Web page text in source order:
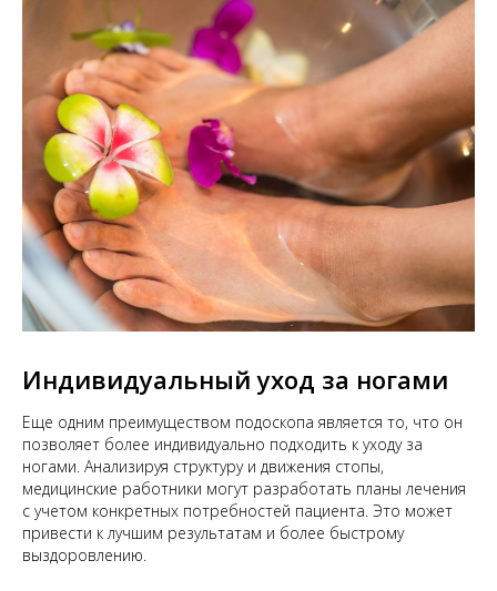
Индивидуальный уход за ногами
Еще одним преимуществом подоскопа является то, что он
позволяет более индивидуально подходить к уходу за
ногами. Анализируя структуру и движения стопы,
медицинские работники могут разработать планы лечения
с учетом конкретных потребностей пациента. Это может
привести к лучшим результатам и более быстрому
выздоровлению.